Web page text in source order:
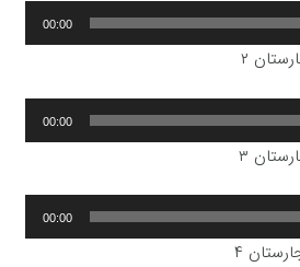
00:00
۲
00:00
۳
00:00
۴